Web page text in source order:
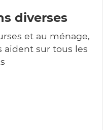
diverses
et au ménage,
aident sur tous les